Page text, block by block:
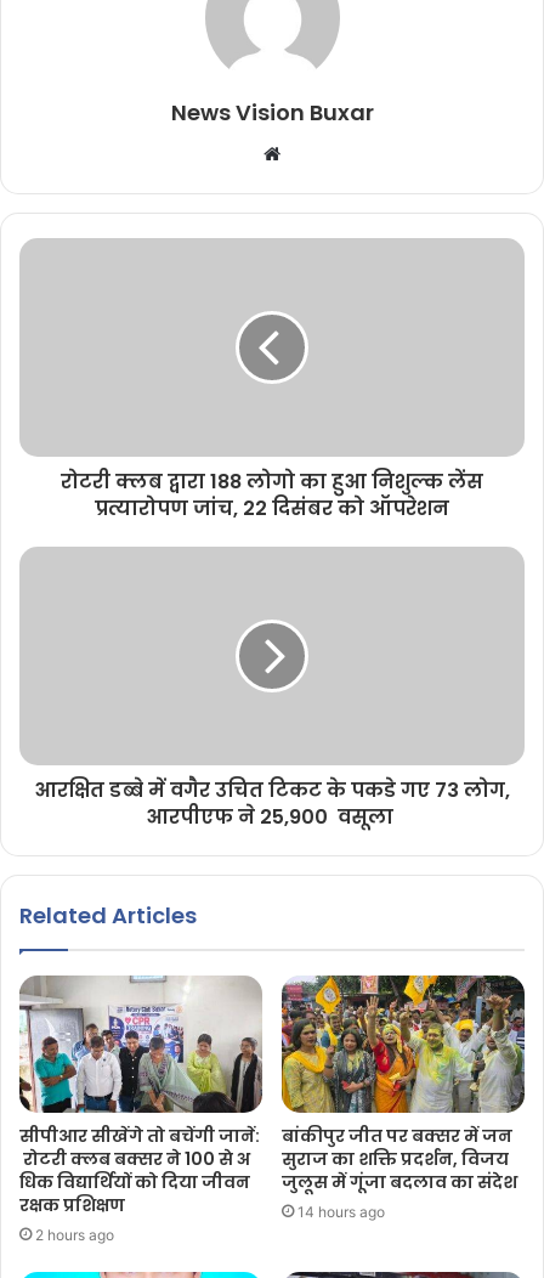
News Vision Buxar
b
s
रोटरी क्लब द्वारा 188 लोगो का हुआ निशुल्क लेंस
प्रत्यारोपण जांच, 22 दिसंबर को ऑपरेशन
आरक्षित डब्बे में वगैर उचित टिकट के पकडे गए 73 लोग,
आरपीएफ ने 25,900 वसूला
Related Articles
सीपीआर सीखेंगे तो बचेंगी जानें:
रोटरी क्लब बक्सर ने 100 से अ
धिक विद्यार्थियों को दिया जीवन
रक्षक प्रशिक्षण
2 hours ago
बांकीपुर जीत पर बक्सर में जन
सुराज का शक्ति प्रदर्शन, विजय
जुलूस में गूंजा बदलाव का संदेश
14 hours ago